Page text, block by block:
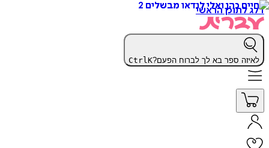
דלג לתוכן הראשי
לאיזה ספר בא לך לברוח הפעם? CtrlK